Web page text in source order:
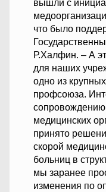
вышли с
что было
Р.Халфин. – А
для наших
одно из
профсоюза.
сопровождению
медицинских
принято
скорой
больниц в
мы заранее
изменения по